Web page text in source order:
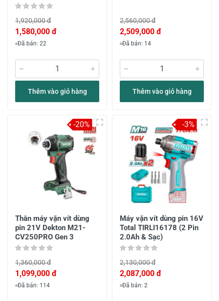
1,920,000 đ
1,580,000 đ
Đã bán: 22
Thêm vào giỏ hàng
2,560,000 đ
2,509,000 đ
Đã bán: 14
Thêm vào giỏ hàng
Thân máy vặn vít dùng
pin 21V Dekton M21-
CV250PRO Gen 3
1,360,000 đ
1,099,000 đ
Đã bán: 114
-20%
Máy vặn vít dùng pin 16V
Total TIRLI16178 (2 Pin
2.0Ah & Sạc)
2,130,000 đ
2,087,000 đ
Đã bán: 2
-3%